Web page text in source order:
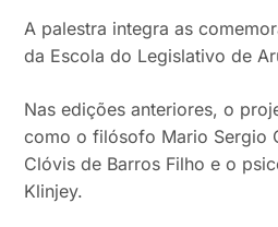
A palestra integra as
da Escola do Legislativo de
Nas edições anteriores, o
como o filósofo Mario Sergio
Clóvis de Barros Filho e o
Klinjey.